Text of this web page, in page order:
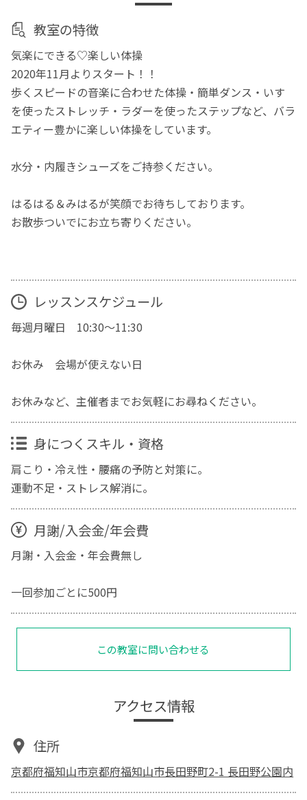
教室の特徴
気楽にできる♡楽しい体操
2020年11月よりスタート！！
歩くスピードの音楽に合わせた体操・簡単ダンス・いす
を使ったストレッチ・ラダーを使ったステップなど、バラ
エティー豊かに楽しい体操をしています。
水分・内履きシューズをご持参ください。
はるはる＆みはるが笑顔でお待ちしております。
お散歩ついでにお立ち寄りください。
レッスンスケジュール
毎週月曜日 10:30～11:30
お休み 会場が使えない日
お休みなど、主催者までお気軽にお尋ねください。
身につくスキル・資格
肩こり・冷え性・腰痛の予防と対策に。
運動不足・ストレス解消に。
月謝/入会金/年会費
月謝・入会金・年会費無し
一回参加ごとに500円
この教室に問い合わせる
アクセス情報
住所
京都府福知山市京都府福知山市長田野町2-1 長田野公園内